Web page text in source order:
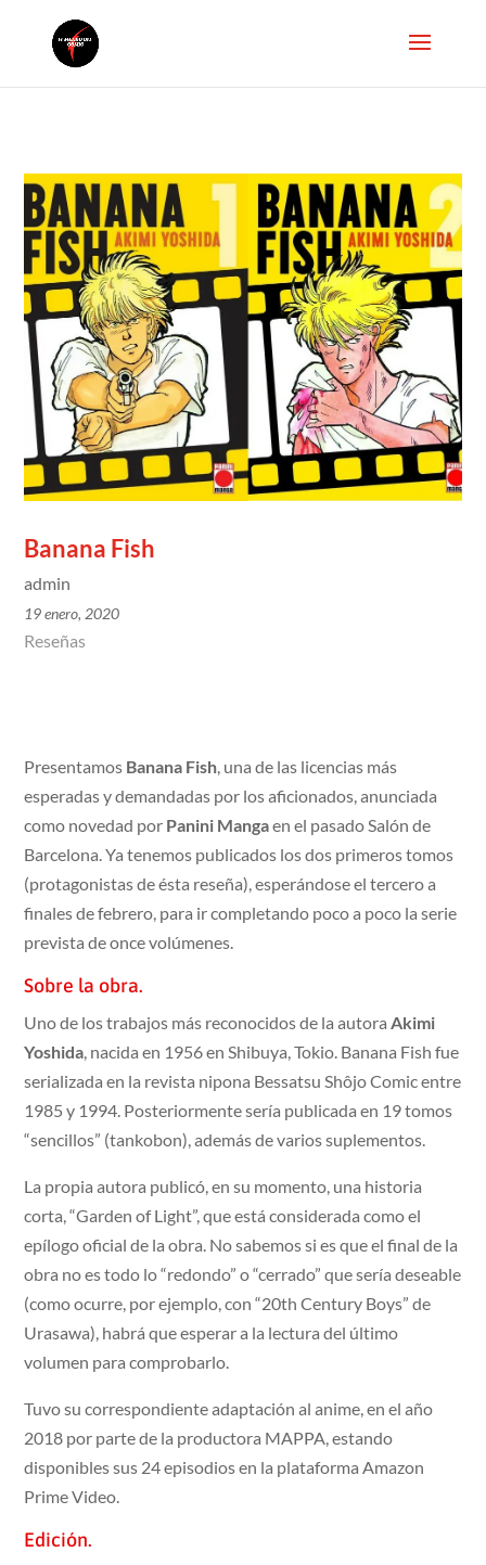
Banana Fish
admin
19 enero, 2020
Reseñas
Presentamos Banana Fish, una de las licencias más
esperadas y demandadas por los aficionados, anunciada
como novedad por Panini Mangaen el pasado Salón de
Barcelona. Ya tenemos publicados los dos primeros tomos
(protagonistas de ésta reseña), esperándose el tercero a
finales de febrero, para ir completando poco a poco la serie
prevista de once volúmenes.
Sobre la obra.
Uno de los trabajos más reconocidos de la autora Akimi
Yoshida, nacida en 1956 en Shibuya, Tokio. Banana Fish fue
serializada en la revista nipona Bessatsu Shôjo Comic entre
1985 y 1994. Posteriormente sería publicada en 19 tomos
“sencillos” (tankobon), además de varios suplementos.
La propia autora publicó, en su momento, una historia
corta, “Garden of Light”, que está considerada como el
epílogo oficial de la obra. No sabemos si es que el final de la
obra no es todo lo “redondo” o “cerrado” que sería deseable
(como ocurre, por ejemplo, con “20th Century Boys” de
Urasawa), habrá que esperar a la lectura del último
volumen para comprobarlo.
Tuvo su correspondiente adaptación al anime, en el año
2018 por parte de la productora MAPPA, estando
disponibles sus 24 episodios en la plataforma Amazon
Prime Video.
Edición.